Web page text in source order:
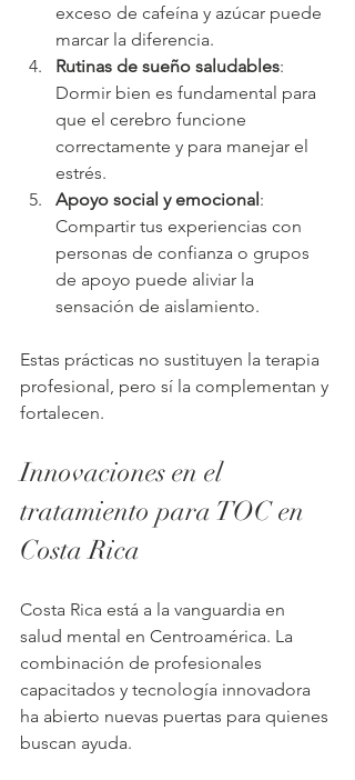
exceso de cafeína y azúcar puede
marcar la diferencia.
Rutinas de sueño saludables:
Dormir bien es fundamental para
que el cerebro funcione
correctamente y para manejar el
estrés.
Apoyo social y emocional:
Compartir tus experiencias con
personas de confianza o grupos
de apoyo puede aliviar la
sensación de aislamiento.
Estas prácticas no sustituyen la terapia
profesional, pero sí la complementan y
fortalecen.
Innovaciones en el
tratamiento para TOC en
Costa Rica
Costa Rica está a la vanguardia en
salud mental en Centroamérica. La
combinación de profesionales
capacitados y tecnología innovadora
ha abierto nuevas puertas para quienes
buscan ayuda.